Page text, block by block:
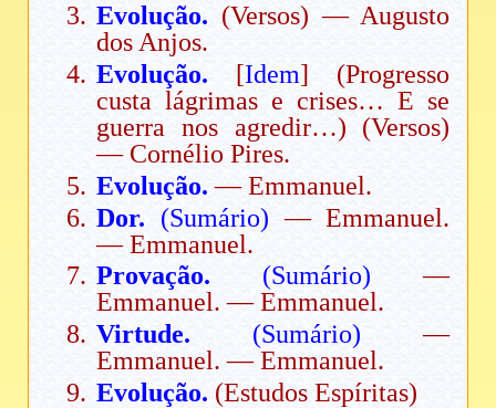
Evolução. (Versos) — Augusto
dos Anjos.
Evolução. [Idem] (Progresso
custa lágrimas e crises… E se
guerra nos agredir…) (Versos)
— Cornélio Pires.
Evolução. — Emmanuel.
Dor.
(Sumário) — Emmanuel.
— Emmanuel.
Provação.
(Sumário) —
Emmanuel. — Emmanuel.
Virtude.
(Sumário) —
Emmanuel. — Emmanuel.
Evolução. (Estudos Espíritas)